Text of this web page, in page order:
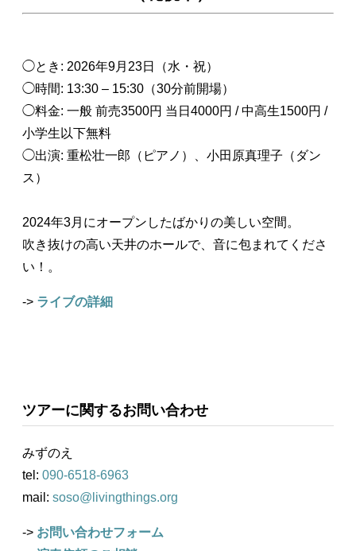
◯とき: 2026年9月23日（水・祝）
◯時間: 13:30 – 15:30（30分前開場）
◯料金: 一般 前売3500円 当日4000円 / 中高生1500円 /
小学生以下無料
◯出演: 重松壮一郎（ピアノ）、小田原真理子（ダン
ス）
2024年3月にオープンしたばかりの美しい空間。
吹き抜けの高い天井のホールで、音に包まれてくださ
い！。
-> ライブの詳細
ツアーに関するお問い合わせ
みずのえ
tel: 090-6518-6963
mail: soso@livingthings.org
-> お問い合わせフォーム